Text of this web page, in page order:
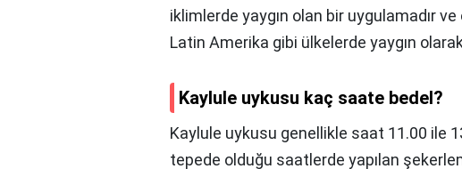
iklimlerde yaygın olan bir uygulamadır
Latin Amerika gibi ülkelerde yaygın
Kaylule uykusu kaç saate bedel?
Kaylule uykusu genellikle saat 11.00 ile
tepede olduğu saatlerde yapılan